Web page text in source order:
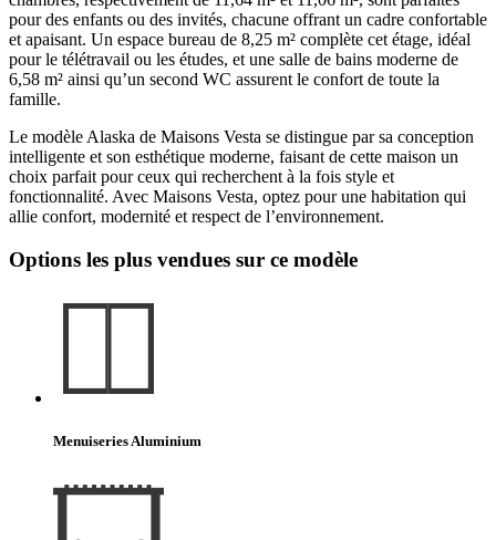
pour des enfants ou des invités, chacune offrant un cadre confortable
et apaisant. Un espace bureau de 8,25 m² complète cet étage, idéal
pour le télétravail ou les études, et une salle de bains moderne de
6,58 m² ainsi qu’un second WC assurent le confort de toute la
famille.
Le modèle Alaska de Maisons Vesta se distingue par sa conception
intelligente et son esthétique moderne, faisant de cette maison un
choix parfait pour ceux qui recherchent à la fois style et
fonctionnalité. Avec Maisons Vesta, optez pour une habitation qui
allie confort, modernité et respect de l’environnement.
Options les plus vendues sur ce modèle
Menuiseries Aluminium